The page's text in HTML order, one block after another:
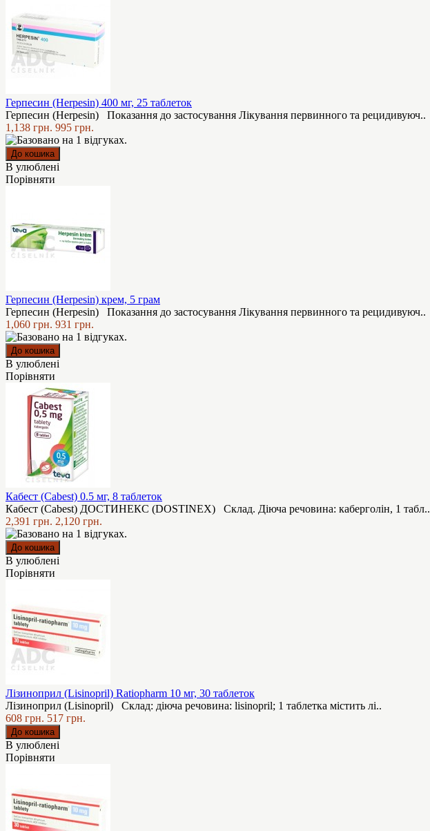
Герпесин (Herpesin) 400 мг, 25 таблеток
Герпесин (Herpesin) Показання до застосування Лікування первинного та рецидивуюч..
1,138 грн. 995 грн.
В улюблені
Порівняти
Герпесин (Herpesin) крем, 5 грам
Герпесин (Herpesin) Показання до застосування Лікування первинного та рецидивуюч..
1,060 грн. 931 грн.
В улюблені
Порівняти
Кабест (Cabest) 0.5 мг, 8 таблеток
Кабест (Cabest) ДОСТИНЕКС (DOSTINEX) Склад. Діюча речовина: каберголін, 1 табл..
2,391 грн. 2,120 грн.
В улюблені
Порівняти
Лізиноприл (Lisinopril) Ratiopharm 10 мг, 30 таблеток
Лізиноприл (Lisinopril) Склад: діюча речовина: lisinopril; 1 таблетка містить лі..
608 грн. 517 грн.
В улюблені
Порівняти